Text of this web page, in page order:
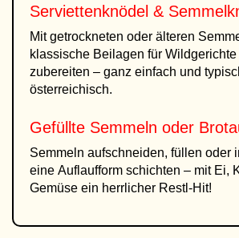
Serviettenknödel &
Mit getrockneten oder älteren
klassische Beilagen für
zubereiten – ganz einfach und
österreichisch.
Gefüllte Semmeln oder
Semmeln aufschneiden, füllen oder
eine Auflaufform schichten – mit Ei,
Gemüse ein herrlicher Restl-Hit!